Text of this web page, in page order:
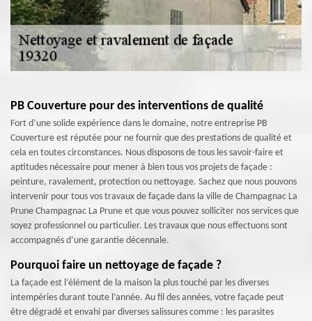
PB Couverture pour des interventions de qualité
Fort d’une solide expérience dans le domaine, notre entreprise PB
Couverture est réputée pour ne fournir que des prestations de qualité et
cela en toutes circonstances. Nous disposons de tous les savoir-faire et
aptitudes nécessaire pour mener à bien tous vos projets de façade :
peinture, ravalement, protection ou nettoyage. Sachez que nous pouvons
intervenir pour tous vos travaux de façade dans la ville de Champagnac La
Prune Champagnac La Prune et que vous pouvez solliciter nos services que
soyez professionnel ou particulier. Les travaux que nous effectuons sont
accompagnés d’une garantie décennale.
Pourquoi faire un nettoyage de façade ?
La façade est l’élément de la maison la plus touché par les diverses
intempéries durant toute l’année. Au fil des années, votre façade peut
être dégradé et envahi par diverses salissures comme : les parasites